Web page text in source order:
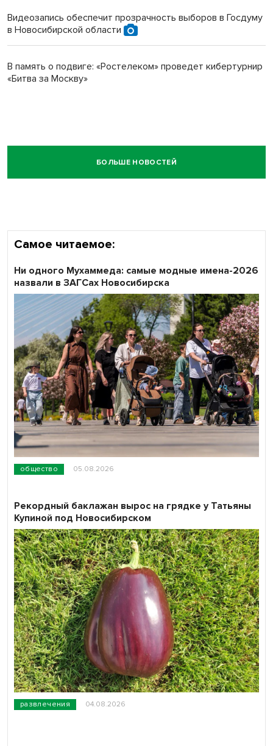
Видеозапись обеспечит прозрачность выборов в Госдуму
в Новосибирской области
В память о подвиге: «Ростелеком» проведет кибертурнир
«Битва за Москву»
БОЛЬШЕ НОВОСТЕЙ
Самое читаемое:
общество 05.08.2026
Ни одного Мухаммеда: самые модные имена-2026
назвали в ЗАГСах Новосибирска
развлечения 04.08.2026
Рекордный баклажан вырос на грядке у Татьяны
Купиной под Новосибирском